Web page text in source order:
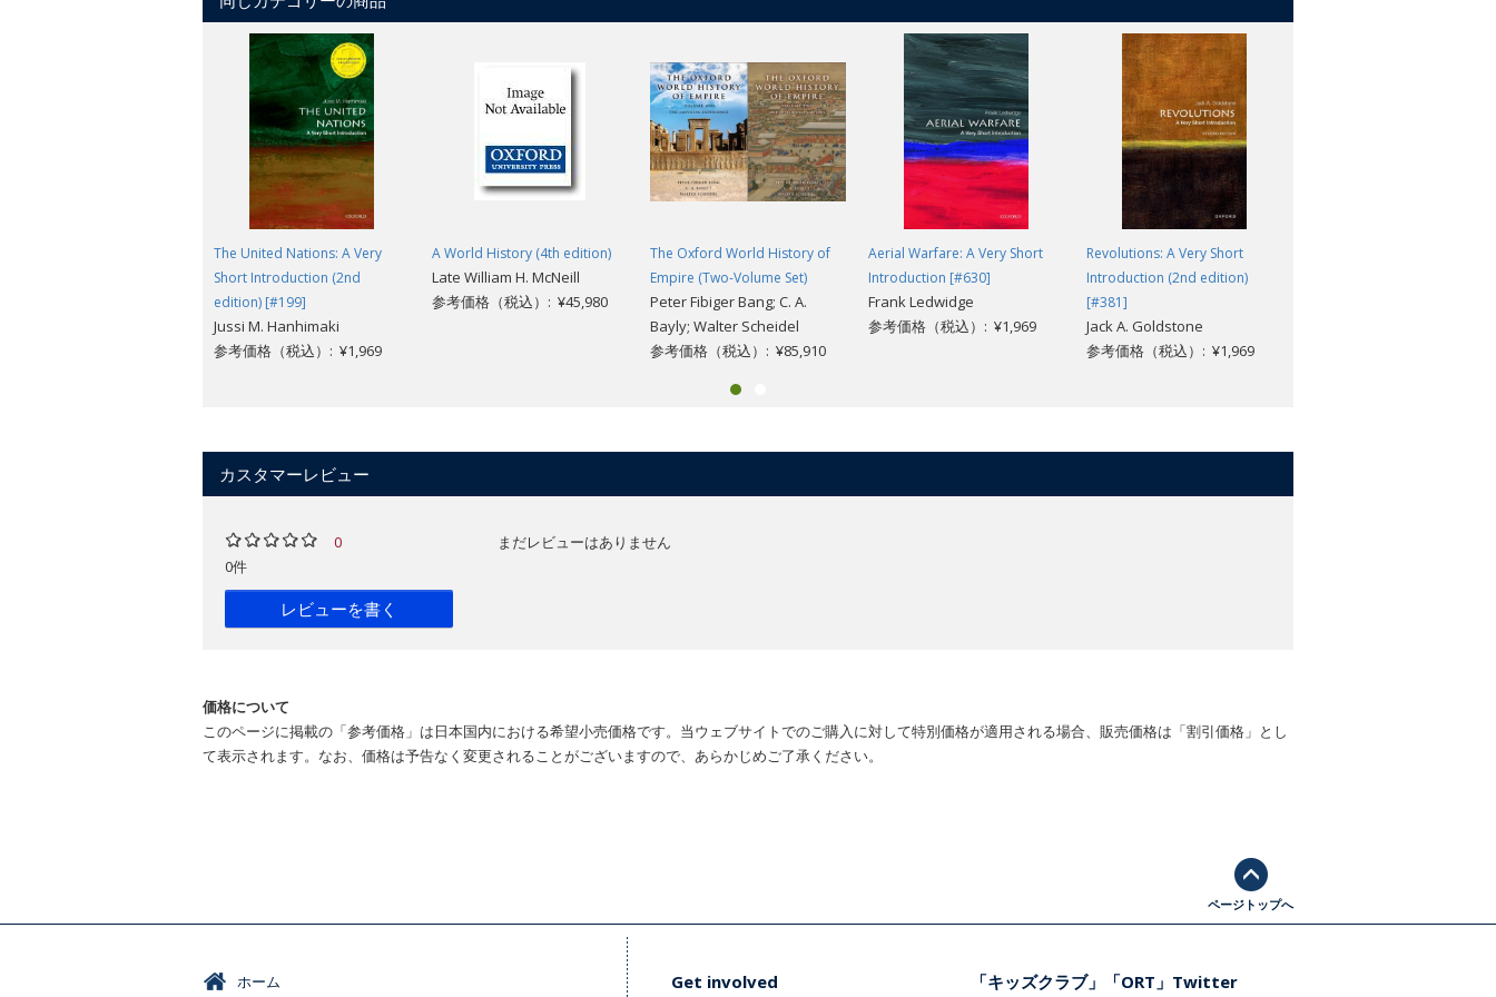
The United Nations: A Very
Short Introduction (2nd
edition) [#199]
Jussi M. Hanhimaki
参考価格（税込）: ¥1,969
A World History (4th edition)
Late William H. McNeill
参考価格（税込）: ¥45,980
The Oxford World History of
Empire (Two-Volume Set)
Peter Fibiger Bang; C. A.
Bayly; Walter Scheidel
参考価格（税込）: ¥85,910
Aerial Warfare: A Very Short
Introduction [#630]
Frank Ledwidge
参考価格（税込）: ¥1,969
Revolutions: A Very Short
Introduction (2nd edition)
[#381]
Jack A. Goldstone
参考価格（税込）: ¥1,969
カスタマーレビュー
0
0件
レビューを書く
まだレビューはありません
価格について
このページに掲載の「参考価格」は日本国内における希望小売価格です。当ウェブサイトでのご購入に対して特別価格が適用される場合、販売価格は「割引価格」とし
て表示されます。なお、価格は予告なく変更されることがございますので、あらかじめご了承ください。
ページトップへ
ホーム Get involved 「キッズクラブ」「ORT」Twitter